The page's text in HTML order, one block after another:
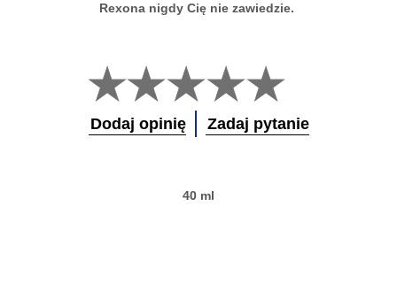
Rexona nigdy Cię nie zawiedzie.
Nie
przesłano
żadnych
ocen
dla
Dodaj opinię Zadaj pytanie
40 ml